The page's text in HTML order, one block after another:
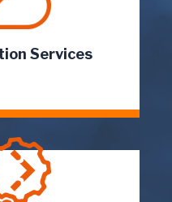
Services
de sitio...